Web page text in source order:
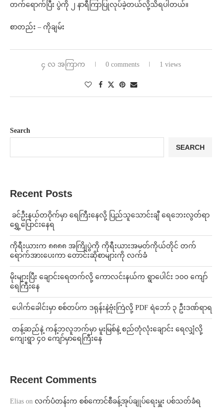
တက်ရောက်ပြီး ပွဲကို ၂ နာရီကြာပြုလုပ်ခဲ့တယ်လို့သိရပါတယ်။
စာတည်း – ကိုချမ်း
၄ လ အကြာက 0 comments 1 views
Search
SEARCH
Recent Posts
⁩ ⁨ခင်ဦးနယ်တဝိုက်မှာ ရေကြီးနေလို့ ပြည်သူသောင်းချီ ရေဘေးလွတ်ရာ
ရွှေ့ပြောင်းနေရ
ကိုရီးယားက ၈၈၈၈ အကြိုပွဲကို ကိုရီးယားအမတ်ကိုယ်တိုင် တက်
ရောက်အားပေးကာ တောင်းဆိုစာများကို လက်ခံ
⁨မိုးများပြီး ချောင်းရေတက်လို့ ကောလင်းနယ်က ရွာပေါင်း ၁၀၀ ကျော်
ရေကြီးနေ
⁩ ⁨ပေါက်ခေါင်းမှာ စစ်တပ်က ဒရုန်းနဲ့ဗုံးကြဲလို့ PDF ရဲဘော် ၃ ဦးဒဏ်ရာရ
⁩ ⁨တန့်ဆည်နဲ့ ကန့်ဘလူဘက်မှာ မူးမြစ်နဲ့ စည်တုံလုံးချောင်း ရေလျှံလို့
ကျေးရွာ ၄၀ ကျော်မှာရေကြီးနေ
Recent Comments
Elias on လက်ပံတန်းက စစ်ကောင်စီခန့်အုပ်ချုပ်ရေးမှူး ပစ်သတ်ခံရ